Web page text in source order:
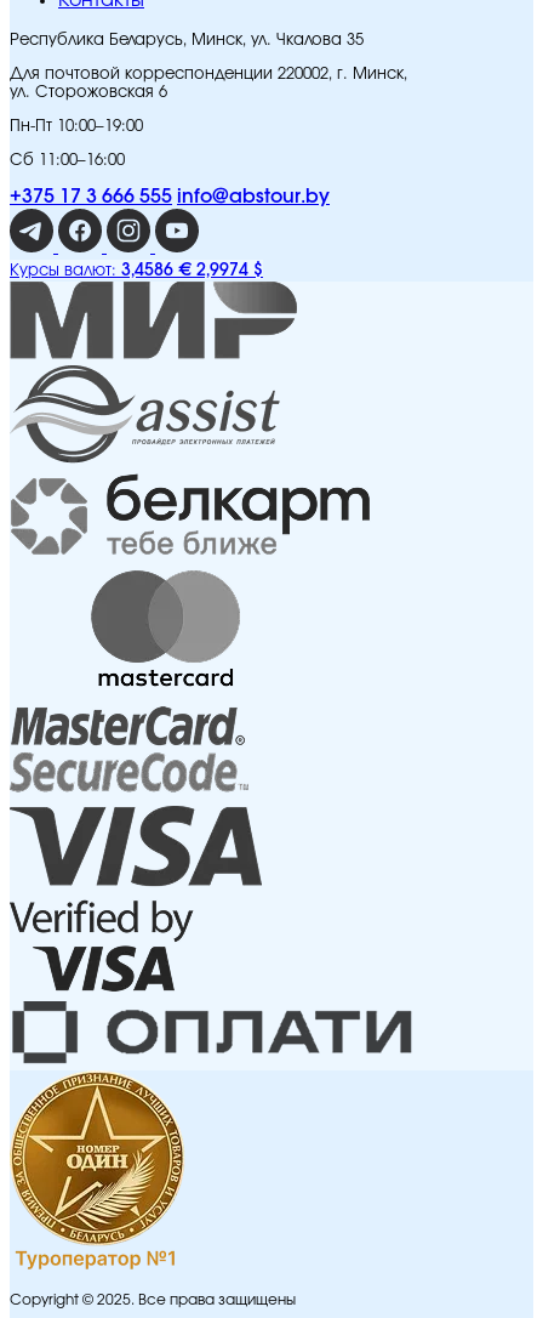
Республика Беларусь, Минск, ул. Чкалова 35
Для почтовой корреспонденции 220002, г. Минск,
ул. Сторожовская 6
Пн-Пт 10:00–19:00
Сб 11:00–16:00
+375 17 3 666 555 info@abstour.by
Курсы валют: 3,4586 € 2,9974 $
Copyright © 2025. Все права защищены